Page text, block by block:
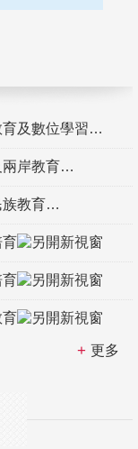
及數位學習
兩岸教育
族教育
育
育
育
更多